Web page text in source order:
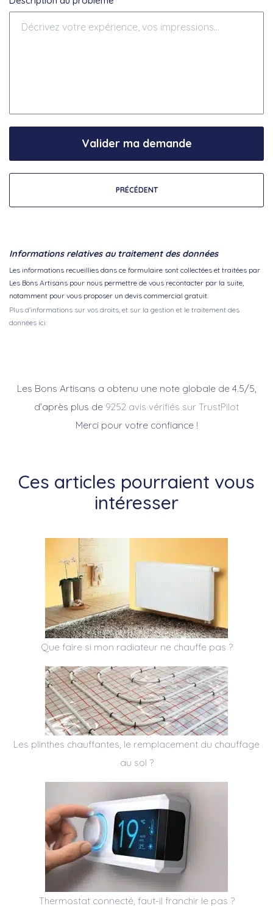
PRÉCÉDENT
Valider ma demande
Informations relatives au traitement des données
Les informations recueillies dans ce formulaire sont collectées et traitées par
Les Bons Artisans pour nous permettre de vous recontacter par la suite,
notamment pour vous proposer un devis commercial gratuit.
Plus d'informations sur vos droits, et sur la gestion et le traitement des
données ici.
Les Bons Artisans a obtenu une note globale de 4.5/5,
d’après plus de 9252 avis vérifiés sur TrustPilot
Merci pour votre confiance !
Ces articles pourraient vous
intéresser
Que faire si mon radiateur ne chauffe pas ?
Les plinthes chauffantes, le remplacement du chauffage
au sol ?
Thermostat connecté, faut-il franchir le pas ?